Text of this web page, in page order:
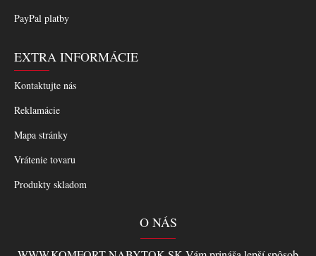
PayPal platby
EXTRA INFORMÁCIE
Kontaktujte nás
Reklamácie
Mapa stránky
Vrátenie tovaru
Produkty skladom
O NÁS